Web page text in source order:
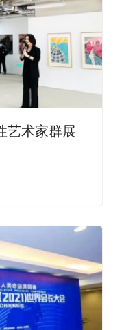
艺术家群展